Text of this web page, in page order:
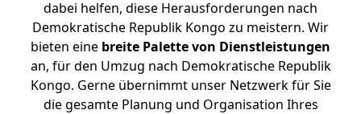
dabei helfen, diese Herausforderungen nach
Demokratische Republik Kongo zu meistern. Wir
bieten eine breite Palette von Dienstleistungen
an, für den Umzug nach Demokratische Republik
Kongo. Gerne übernimmt unser Netzwerk für Sie
die gesamte Planung und Organisation Ihres